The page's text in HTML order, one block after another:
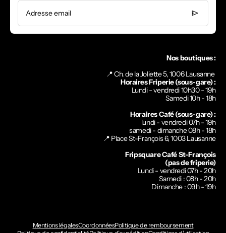
Adresse email
Nos boutiques :
📍 Ch. de la Joliette 5, 1006 Lausanne
Horaires Friperie (sous-gare) :
Lundi - vendredi 10h30 - 19h
Samedi 10h - 18h
Horaires Café (sous-gare) :
lundi - vendredi 07h - 19h
samedi - dimanche 08h - 18h
📍 Place St-François 6, 1003 Lausanne
Fripsquare Café St-François
(pas de friperie)
Lundi - vendredi 07h - 20h
Samedi : 08h - 20h
Dimanche : 09h - 19h
Mentions légalesCoordonnéesPolitique de remboursement